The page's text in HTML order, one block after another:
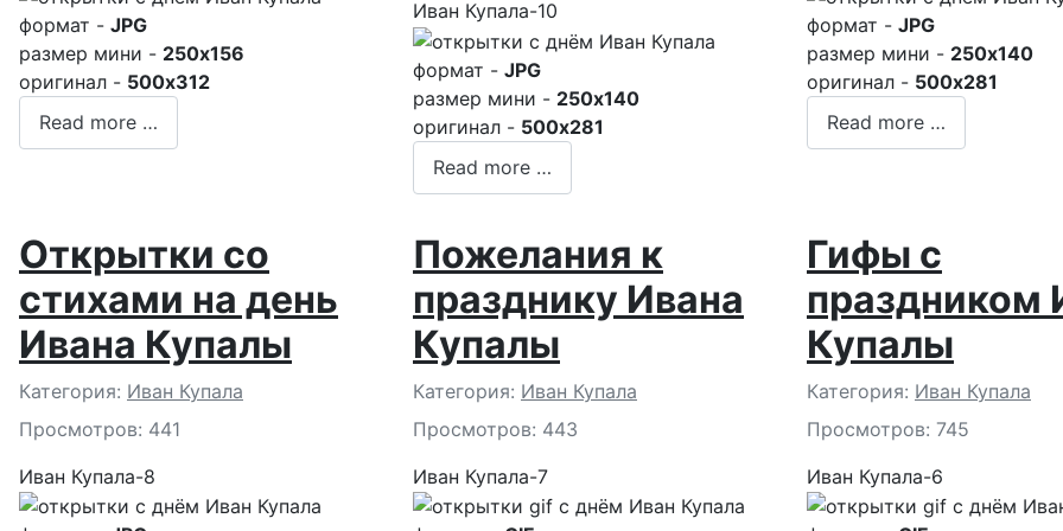
формат - JPG
размер мини - 250x156
оригинал - 500x312
Read more …
Иван Купала-10
формат - JPG
размер мини - 250x140
оригинал - 500x281
Read more …
формат - JPG
размер мини - 250x140
оригинал - 500x281
Read more …
Открытки со
стихами на день
Ивана Купалы
Подробности
Категория: Иван Купала
Просмотров: 441
Иван Купала-8
Пожелания к
празднику Ивана
Купалы
Подробности
Категория: Иван Купала
Просмотров: 443
Иван Купала-7
Гифы с
праздником
Купалы
Подробности
Категория: Иван Купала
Просмотров: 745
Иван Купала-6